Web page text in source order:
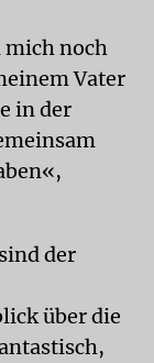
mich noch
Vater
in der
der
über die